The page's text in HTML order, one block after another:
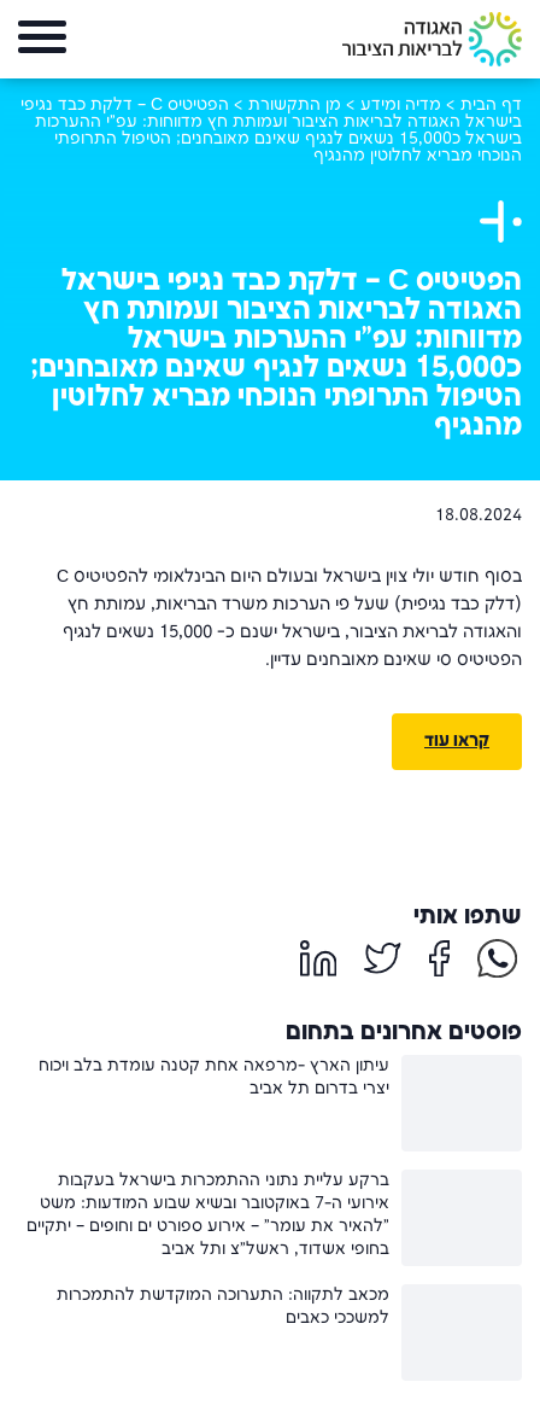
דף הבית > מדיה ומידע > מן התקשורת >
הפטיטיס C – דלקת כבד נגיפי
בישראל האגודה לבריאות הציבור ועמותת חץ מדווחות: עפ"י ההערכות
בישראל כ15,000 נשאים לנגיף שאינם מאובחנים; הטיפול התרופתי
הנוכחי מבריא לחלוטין מהנגיף
הפטיטיס C – דלקת כבד נגיפי בישראל
האגודה לבריאות הציבור ועמותת חץ
מדווחות: עפ"י ההערכות בישראל
כ15,000 נשאים לנגיף שאינם מאובחנים;
הטיפול התרופתי הנוכחי מבריא לחלוטין
מהנגיף
18.08.2024
בסוף חודש יולי צוין בישראל ובעולם היום הבינלאומי להפטיטיס C
(דלק כבד נגיפית) שעל פי הערכות משרד הבריאות, עמותת חץ
והאגודה לבריאת הציבור, בישראל ישנם כ- 15,000 נשאים לנגיף
הפטיטיס סי שאינם מאובחנים עדיין.
קראו עוד
שתפו אותי
פוסטים אחרונים בתחום
עיתון הארץ -מרפאה אחת קטנה עומדת בלב ויכוח
יצרי בדרום תל אביב
ברקע עליית נתוני ההתמכרות בישראל בעקבות
אירועי ה-7 באוקטובר ובשיא שבוע המודעות: משט
"להאיר את עומר" – אירוע ספורט ים וחופים – יתקיים
בחופי אשדוד, ראשל"צ ותל אביב
מכאב לתקווה: התערוכה המוקדשת להתמכרות
למשככי כאבים